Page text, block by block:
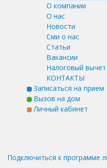
О компании
О нас
Новости
Сми о нас
Статьи
Вакансии
Налоговый вычет
КОНТАКТЫ
Записаться на прием
Вызов на дом
Личный кабинет
Подключиться к программе